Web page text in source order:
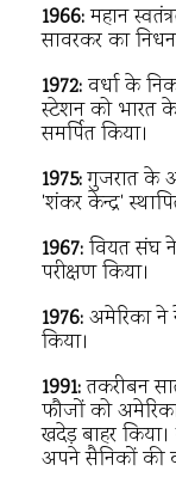
1966:महान
सावरकर का
1972:वर्धा के
स्टेशन को भारत के
समर्पित किया।
1975:गुजरात के
'शंकर केन्द्र'
1967:वियत संघ
परीक्षण किया।
1976:अमेरिका ने
किया।
1991:तकरीबन
फौजों को
खदेड़ बाहर
अपने सैनिकों की